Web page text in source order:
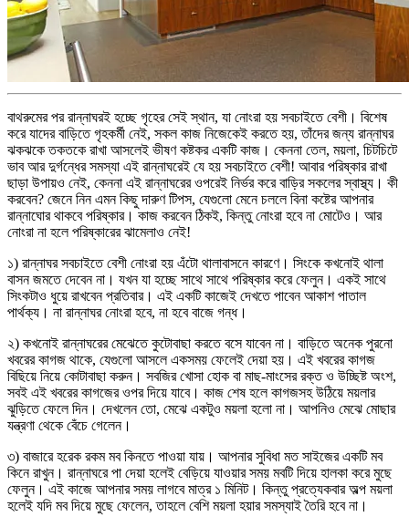
বাথরুমের পর রান্নাঘরই হচ্ছে গৃহের সেই স্থান, যা নোংরা হয় সবচাইতে বেশী। বিশেষ
করে যাদের বাড়িতে গৃহকর্মী নেই, সকল কাজ নিজেকেই করতে হয়, তাঁদের জন্য রান্নাঘর
ঝকঝকে তকতকে রাখা আসলেই ভীষণ কষ্টকর একটি কাজ। কেননা তেল, ময়লা, চিটচিটে
ভাব আর দুর্গন্ধের সমস্যা এই রান্নাঘরেই যে হয় সবচাইতে বেশী! আবার পরিষ্কার রাখা
ছাড়া উপায়ও নেই, কেননা এই রান্নাঘরের ওপরেই নির্ভর করে বাড়ির সকলের স্বাস্থ্য। কী
করবেন? জেনে নিন এমন কিছু দারুণ টিপস, যেগুলো মেনে চললে বিনা কষ্টের আপনার
রান্নাঘোর থাকবে পরিষ্কার। কাজ করবেন ঠিকই, কিন্তু নোংরা হবে না মোটেও। আর
নোংরা না হলে পরিষ্কারের ঝামেলাও নেই!
১) রান্নাঘর সবচাইতে বেশী নোংরা হয় এঁটো থালাবাসনে কারণে। সিংকে কখনোই থালা
বাসন জমতে দেবেন না। যখন যা হচ্ছে সাথে সাথে পরিষ্কার করে ফেলুন। একই সাথে
সিংকটাও ধুয়ে রাখবেন প্রতিবার। এই একটি কাজেই দেখতে পাবেন আকাশ পাতাল
পার্থক্য। না রান্নাঘর নোংরা হবে, না হবে বাজে গন্ধ।
২) কখনোই রান্নাঘরের মেঝেতে কুটোবাছা করতে বসে যাবেন না। বাড়িতে অনেক পুরনো
খবরের কাগজ থাকে, যেগুলো আসলে একসময় ফেলেই দেয়া হয়। এই খবরের কাগজ
বিছিয়ে নিয়ে কোটাবাছা করুন। সবজির খোসা হোক বা মাছ-মাংসের রক্ত ও উচ্ছিষ্ট অংশ,
সবই এই খবরের কাগজের ওপর দিয়ে যাবে। কাজ শেষ হলে কাগজসহ উঠিয়ে ময়লার
ঝুড়িতে ফেলে দিন। দেখলেন তো, মেঝে একটুও ময়লা হলো না। আপনিও মেঝে মোছার
যন্ত্রণা থেকে বেঁচে গেলেন।
৩) বাজারে হরেক রকম মব কিনতে পাওয়া যায়। আপনার সুবিধা মত সাইজের একটি মব
কিনে রাখুন। রান্নাঘরে পা দেয়া হলেই বেড়িয়ে যাওয়ার সময় মবটি দিয়ে হালকা করে মুছে
ফেলুন। এই কাজে আপনার সময় লাগবে মাত্র ১ মিনিট। কিন্তু প্রত্যেকবার অল্প ময়লা
হলেই যদি মব দিয়ে মুছে ফেলেন, তাহলে বেশি ময়লা হয়ার সমস্যাই তৈরি হবে না।